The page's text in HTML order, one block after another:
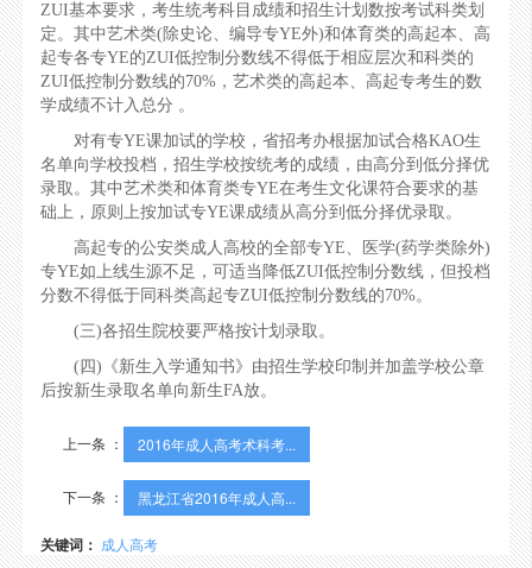
ZUI基本要求，考生统考科目成绩和招生计划数按考试科类划
定。其中艺术类(除史论、编导专YE外)和体育类的高起本、高
起专各专YE的ZUI低控制分数线不得低于相应层次和科类的
ZUI低控制分数线的70%，艺术类的高起本、高起专考生的数
学成绩不计入总分 。
对有专YE课加试的学校，省招考办根据加试合格KAO生
名单向学校投档，招生学校按统考的成绩，由高分到低分择优
录取。其中艺术类和体育类专YE在考生文化课符合要求的基
础上，原则上按加试专YE课成绩从高分到低分择优录取。
高起专的公安类成人高校的全部专YE、医学(药学类除外)
专YE如上线生源不足，可适当降低ZUI低控制分数线，但投档
分数不得低于同科类高起专ZUI低控制分数线的70%。
(三)各招生院校要严格按计划录取。
(四)《新生入学通知书》由招生学校印制并加盖学校公章
后按新生录取名单向新生FA放。
上一条 ： 2016年成人高考术科考...
下一条 ： 黑龙江省2016年成人高...
关键词： 成人高考